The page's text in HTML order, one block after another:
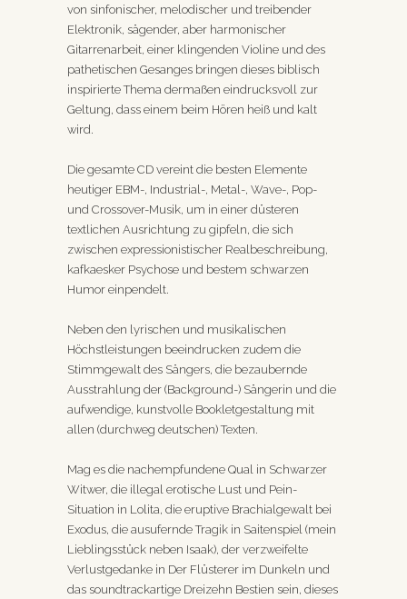
von sinfonischer, melodischer und treibender
Elektronik, sägender, aber harmonischer
Gitarrenarbeit, einer klingenden Violine und des
pathetischen Gesanges bringen dieses biblisch
inspirierte Thema dermaßen eindrucksvoll zur
Geltung, dass einem beim Hören heiß und kalt
wird.
Die gesamte CD vereint die besten Elemente
heutiger EBM-, Industrial-, Metal-, Wave-, Pop-
und Crossover-Musik, um in einer düsteren
textlichen Ausrichtung zu gipfeln, die sich
zwischen expressionistischer Realbeschreibung,
kafkaesker Psychose und bestem schwarzen
Humor einpendelt.
Neben den lyrischen und musikalischen
Höchstleistungen beeindrucken zudem die
Stimmgewalt des Sängers, die bezaubernde
Ausstrahlung der (Background-) Sängerin und die
aufwendige, kunstvolle Bookletgestaltung mit
allen (durchweg deutschen) Texten.
Mag es die nachempfundene Qual in Schwarzer
Witwer, die illegal erotische Lust und Pein-
Situation in Lolita, die eruptive Brachialgewalt bei
Exodus, die ausufernde Tragik in Saitenspiel (mein
Lieblingsstück neben Isaak), der verzweifelte
Verlustgedanke in Der Flüsterer im Dunkeln und
das soundtrackartige Dreizehn Bestien sein, dieses